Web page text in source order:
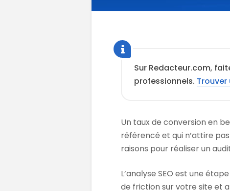
Sur Redacteur.com,
professionnels. Trouver
Un taux de conversion en
référencé et qui n’attire
raisons pour réaliser un
L’analyse SEO est une
de friction sur votre site et